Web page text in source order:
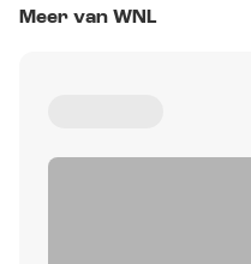
Meer van WNL